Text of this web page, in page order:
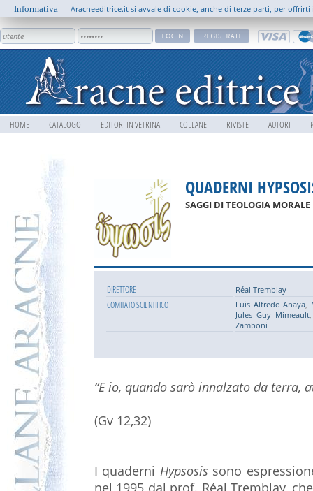
HOME CATALOGO EDITORI IN VETRINA COLLANE RIVISTE AUTORI
QUADERNI
SAGGI DI TEOLOGIA MORALE
DIRETTORE Réal Tremblay
COMITATO SCIENTIFICO Luis Alfredo Anaya,
Jules Guy Mimeault
Zamboni
“E io, quando sarò innalzato da terra,
(Gv 12,32)
I quaderni Hypsosis sono
Informativa Aracneeditrice.it si avvale di cookie, anche di terze parti, per